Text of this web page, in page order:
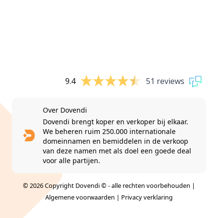
9.4 51 reviews
Over Dovendi
Dovendi brengt koper en verkoper bij elkaar.
We beheren ruim 250.000 internationale
domeinnamen en bemiddelen in de verkoop
van deze namen met als doel een goede deal
voor alle partijen.
© 2026 Copyright Dovendi © - alle rechten voorbehouden |
Algemene voorwaarden | Privacy verklaring